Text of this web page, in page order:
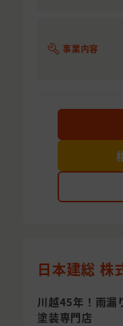
事業内容
日本建総 株
川越45年！雨漏
塗装専門店